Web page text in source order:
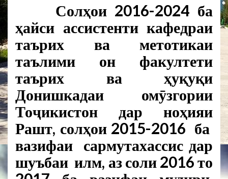
Солҳои 2016-2024 ба
ҳайси ассистенти кафедраи
таърих ва метотикаи
таълими он факултети
таърих ва ҳуқуқи
Донишкадаи омӯзгории
Тоҷикистон дар ноҳияи
Рашт, солҳои 2015-2016 ба
вазифаи сармутахассис дар
шуъбаи илм, аз соли 2016 то